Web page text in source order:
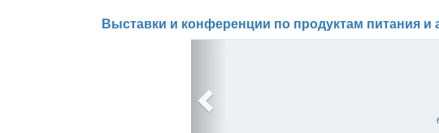
Выставки и конференции по продуктам питания и